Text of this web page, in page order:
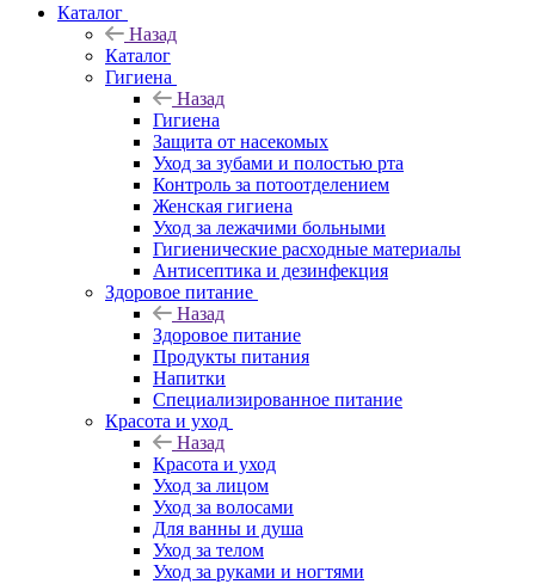
Каталог
Назад
Каталог
Гигиена
Назад
Гигиена
Защита от насекомых
Уход за зубами и полостью рта
Контроль за потоотделением
Женская гигиена
Уход за лежачими больными
Гигиенические расходные материалы
Антисептика и дезинфекция
Здоровое питание
Назад
Здоровое питание
Продукты питания
Напитки
Специализированное питание
Красота и уход
Назад
Красота и уход
Уход за лицом
Уход за волосами
Для ванны и душа
Уход за телом
Уход за руками и ногтями